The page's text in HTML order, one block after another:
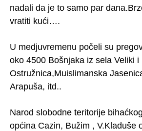
nadali da je to samo par
vratiti kući….
U medjuvremenu počeli su
oko 4500 Bošnjaka iz sela Veliki i
Ostružnica,Muislimanska
Arapuša, itd..
Narod slobodne teritorije
općina Cazin, Bužim , V.Kladuše